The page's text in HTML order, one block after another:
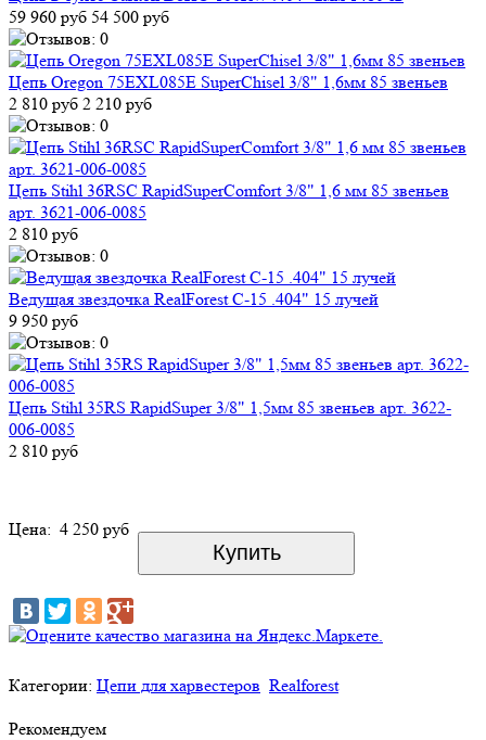
59 960 руб 54 500 руб
Цепь Oregon 75EXL085E SuperChisel 3/8" 1,6мм 85 звеньев
2 810 руб 2 210 руб
Цепь Stihl 36RSC RapidSuperComfort 3/8" 1,6 мм 85 звеньев
арт. 3621-006-0085
2 810 руб
Ведущая звездочка RealForest C-15 .404" 15 лучей
9 950 руб
Цепь Stihl 35RS RapidSuper 3/8" 1,5мм 85 звеньев арт. 3622-
006-0085
2 810 руб
Цена: 4 250 руб
Категории: Цепи для харвестеров Realforest
Рекомендуем